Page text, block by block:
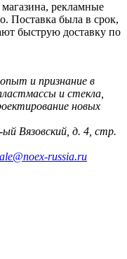
рекламные
Поставка была в срок,
быструю доставку по
и признание в
и стекла,
новых
ый Вязовский, д. 4, стр.
russia.ru